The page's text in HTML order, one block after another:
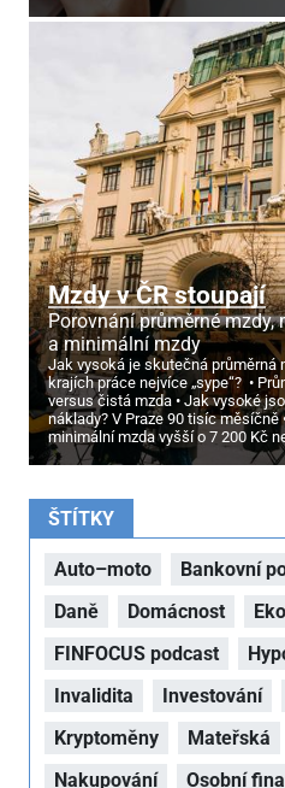
Mzdy v ČR stoupají
Porovnání průměrné mzdy,
a minimální mzdy
Jak vysoká je skutečná průměrná
krajích práce nejvíce „sype“?
versus čistá mzda
Jak vysoké
náklady? V Praze 90 tisíc měsíčně
minimální mzda vyšší o 7 200 Kč
ŠTÍTKY
Auto–moto Bankovní
Daně
Domácnost
FINFOCUS podcast
Invalidita
Investování
Kryptoměny
Mateřská
Nakupování
Osobní